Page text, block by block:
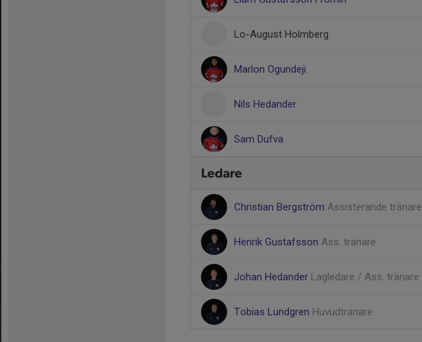
Lo-August Holmberg
Marlon Ogundeji
Nils Hedander
Sam Dufva
Ledare
Christian Bergström Assisterande tränare
Henrik Gustafsson Ass. tränare
Johan Hedander Lagledare / Ass. tränare
Tobias Lundgren Huvudtränare